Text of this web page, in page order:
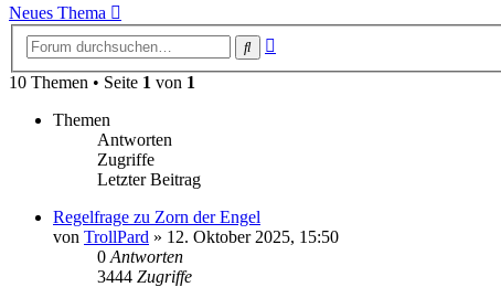
Neues Thema
Suche
10 Themen • Seite 1 von 1
Themen
Antworten
Zugriffe
Letzter Beitrag
Regelfrage zu Zorn der Engel
von TrollPard » 12. Oktober 2025, 15:50
0 Antworten
3444 Zugriffe